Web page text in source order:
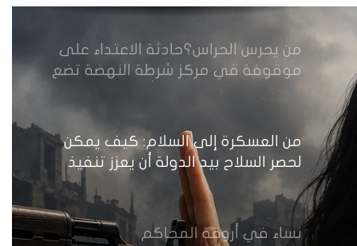
من يحرس الحراس؟حادثة الاعتداء على
موقوفة في مركز شرطة النهضة تضع
من العسكرة إلى السلام: كيف يمكن
لحصر السلاح بيد الدولة أن يعزز تنفيذ
نساء في أروقة المحاكم